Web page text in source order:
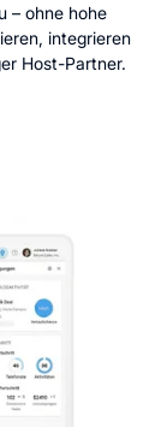
– ohne hohe
integrieren
Host-Partner.